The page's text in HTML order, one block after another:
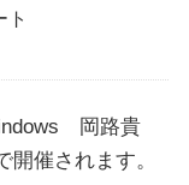
ト
岡路貴
催されます。